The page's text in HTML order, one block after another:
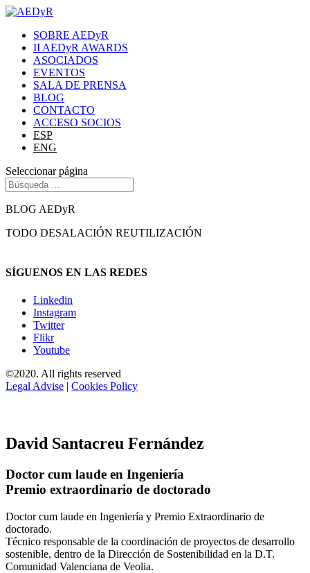
SOBRE AEDyR
II AEDyR AWARDS
ASOCIADOS
EVENTOS
SALA DE PRENSA
BLOG
CONTACTO
ACCESO SOCIOS
ESP
ENG
Seleccionar página
BLOG AEDyR
TODO DESALACIÓN REUTILIZACIÓN
SÍGUENOS EN LAS REDES
Linkedin
Instagram
Twitter
Flikr
Youtube
©2020. All rights reserved
Legal Advise | Cookies Policy
David Santacreu Fernández
Doctor cum laude en Ingeniería
Premio extraordinario de doctorado
Doctor cum laude en Ingeniería y Premio Extraordinario de
doctorado.
Técnico responsable de la coordinación de proyectos de desarrollo
sostenible, dentro de la Dirección de Sostenibilidad en la D.T.
Comunidad Valenciana de Veolia.